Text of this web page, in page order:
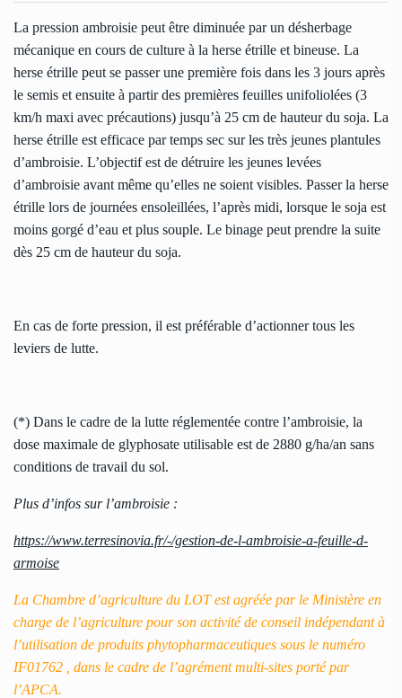
La pression ambroisie peut être diminuée par un désherbage
mécanique en cours de culture à la herse étrille et bineuse. La
herse étrille peut se passer une première fois dans les 3 jours après
le semis et ensuite à partir des premières feuilles unifoliolées (3
km/h maxi avec précautions) jusqu’à 25 cm de hauteur du soja. La
herse étrille est efficace par temps sec sur les très jeunes plantules
d’ambroisie. L’objectif est de détruire les jeunes levées
d’ambroisie avant même qu’elles ne soient visibles. Passer la herse
étrille lors de journées ensoleillées, l’après midi, lorsque le soja est
moins gorgé d’eau et plus souple. Le binage peut prendre la suite
dès 25 cm de hauteur du soja.
En cas de forte pression, il est préférable d’actionner tous les
leviers de lutte.
(*) Dans le cadre de la lutte réglementée contre l’ambroisie, la
dose maximale de glyphosate utilisable est de 2880 g/ha/an sans
conditions de travail du sol.
Plus d’infos sur l’ambroisie :
https://www.terresinovia.fr/-/gestion-de-l-ambroisie-a-feuille-d-
armoise
La Chambre d’agriculture du LOT est agréée par le Ministère en
charge de l’agriculture pour son activité de conseil indépendant à
l’utilisation de produits phytopharmaceutiques sous le numéro
IF01762 , dans le cadre de l’agrément multi-sites porté par
l’APCA.